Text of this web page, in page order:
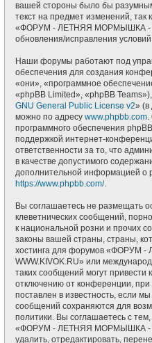
вашей стороны было бы
текст на предмет изменений, так
«ФОРУМ - ЛЕТНЯЯ МОРМЫШКА -
обновления/исправления
Наши форумы работают под
обеспечения для создания
«они», «программное
«phpBB Limited», «phpBB
GNU General Public License v2» (в
можно по адресу www.phpbb.com.
программного обеспечения
поддержкой интернет-
ответственности за то, что
в качестве допустимого
дополнительной информацией о
https://www.phpbb.com/.
Вы соглашаетесь не размещать
клеветнических сообщений,
к национальной розни и прочих
законы вашей страны, страны,
хостинга для форумов
WWW.KIVOK.RU» или
таких сообщений могут
отключению от конференции,
поставлен в известность, если
сообщений сохраняются для
политики. Вы соглашаетесь с
«ФОРУМ - ЛЕТНЯЯ МОРМЫШКА -
удалить, отредактировать,